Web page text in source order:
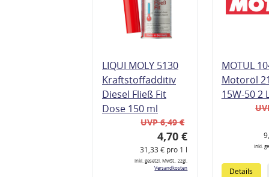
LIQUI MOLY 5130
Kraftstoffadditiv
Diesel Fließ Fit
Dose 150 ml
UVP 6,49 €
4,70 €
31,33 € pro 1 l
inkl. gesetzl. MwSt., zzgl.
Versandkosten
MOTUL
Motoröl
15W-50 2
inkl.
Details